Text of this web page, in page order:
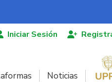
Iniciar Sesión
Noticias